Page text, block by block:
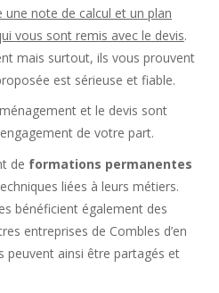
note de calcul et un plan
vous sont remis avec le devis.
mais surtout, ils vous prouvent
est sérieuse et fiable.
et le devis sont
de votre part.
de formations permanentes
liées à leurs métiers.
bénéficient également des
entreprises de Combles d’en
peuvent ainsi être partagés et